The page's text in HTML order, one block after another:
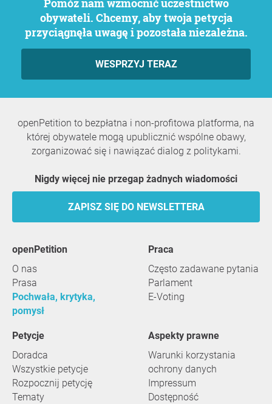
Pomóż nam wzmocnić uczestnictwo
obywateli. Chcemy, aby twoja petycja
przyciągnęła uwagę i pozostała niezależna.
WESPRZYJ TERAZ
openPetition to bezpłatna i non-profitowa platforma, na
której obywatele mogą upublicznić wspólne obawy,
zorganizować się i nawiązać dialog z politykami.
Nigdy więcej nie przegap żadnych wiadomości
ZAPISZ SIĘ DO NEWSLETTERA
openPetition
O nas
Prasa
Pochwała, krytyka,
pomysł
praca
Często zadawane pytania
Parlament
E-Voting
Petycje
Doradca
Wszystkie petycje
Rozpocznij petycję
Tematy
Aspekty prawne
Warunki korzystania
ochrony danych
Impressum
Dostępność